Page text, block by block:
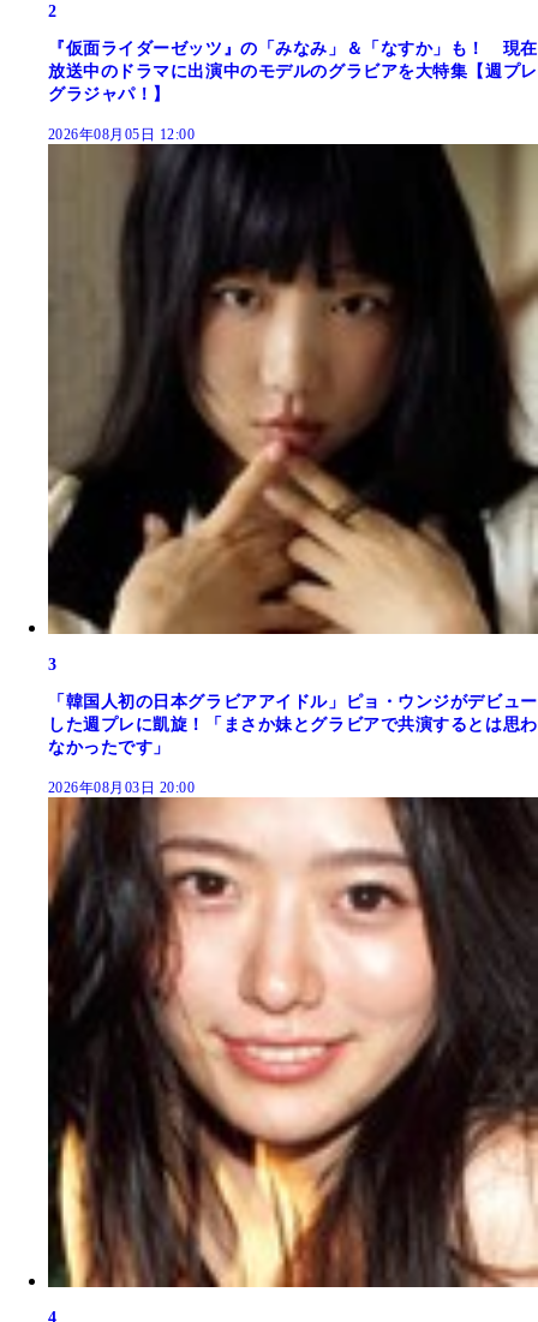
2
『仮面ライダーゼッツ』の「みなみ」＆「なすか」も！ 現在
放送中のドラマに出演中のモデルのグラビアを大特集【週プレ
グラジャパ！】
2026年08月05日 12:00
3
「韓国人初の日本グラビアアイドル」ピョ・ウンジがデビュー
した週プレに凱旋！「まさか妹とグラビアで共演するとは思わ
なかったです」
2026年08月03日 20:00
4